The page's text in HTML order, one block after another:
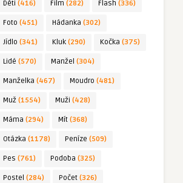
Děti (416) Film (282) Flash (336)
Foto (451) Hádanka (302)
Jídlo (341) Kluk (290) Kočka (375)
Lidé (570) Manžel (304)
Manželka (467) Moudro (481)
Muž (1554) Muži (428)
Máma (294) Mít (368)
Otázka (1178) Peníze (509)
Pes (761) Podoba (325)
Postel (284) Počet (326)